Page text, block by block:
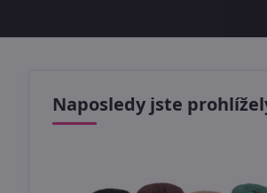
Naposledy jste